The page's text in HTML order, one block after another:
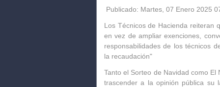
Publicado: Martes, 07 Enero 2025
Los Técnicos de Hacienda reiteran
en vez de ampliar exenciones,
responsabilidades de los técnicos
la recaudación"
Tanto el Sorteo de Navidad como El
trascender a la opinión pública su